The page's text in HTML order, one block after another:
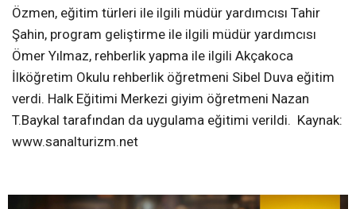
Özmen, eğitim türleri ile ilgili müdür yardımcısı Tahir
Şahin, program geliştirme ile ilgili müdür yardımcısı
Ömer Yılmaz, rehberlik yapma ile ilgili Akçakoca
İlköğretim Okulu rehberlik öğretmeni Sibel Duva eğitim
verdi. Halk Eğitimi Merkezi giyim öğretmeni Nazan
T.Baykal tarafından da uygulama eğitimi verildi. Kaynak:
www.sanalturizm.net